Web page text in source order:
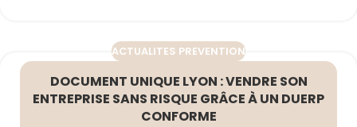
ACTUALITES PREVENTION
DOCUMENT UNIQUE LYON : VENDRE SON
ENTREPRISE SANS RISQUE GRÂCE À UN DUERP
CONFORME